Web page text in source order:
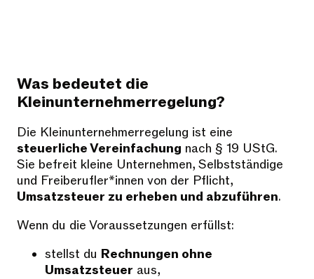
Was bedeutet die
Kleinunternehmerregelung?
Die Kleinunternehmerregelung ist eine
steuerliche Vereinfachung nach § 19 UStG.
Sie befreit kleine Unternehmen, Selbstständige
und Freiberufler*innen von der Pflicht,
Umsatzsteuer zu erheben und abzuführen.
Wenn du die Voraussetzungen erfüllst:
stellst du Rechnungen ohne
Umsatzsteuer aus,